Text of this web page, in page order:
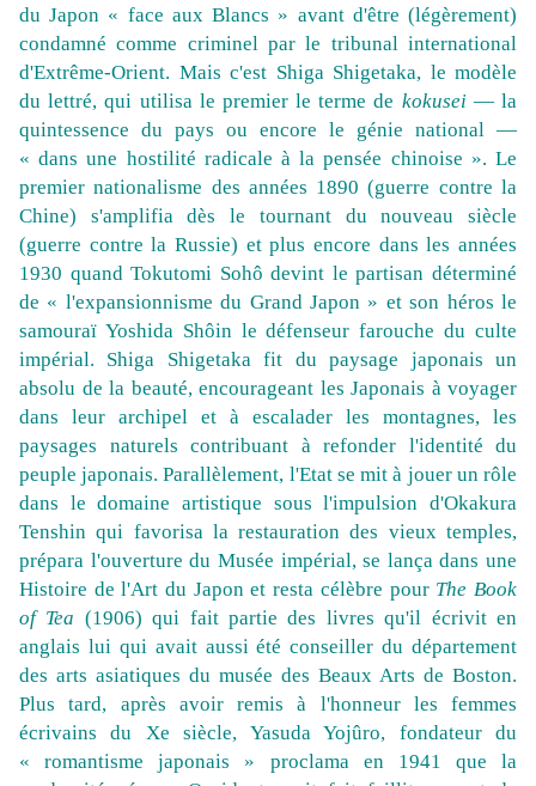
du Japon « face aux Blancs » avant d'être (légèrement)
condamné comme criminel par le tribunal international
d'Extrême-Orient. Mais c'est Shiga Shigetaka, le modèle
du lettré, qui utilisa le premier le terme de kokusei — la
quintessence du pays ou encore le génie national —
« dans une hostilité radicale à la pensée chinoise ». Le
premier nationalisme des années 1890 (guerre contre la
Chine) s'amplifia dès le tournant du nouveau siècle
(guerre contre la Russie) et plus encore dans les années
1930 quand Tokutomi Sohô devint le partisan déterminé
de « l'expansionnisme du Grand Japon » et son héros le
samouraï Yoshida Shôin le défenseur farouche du culte
impérial. Shiga Shigetaka fit du paysage japonais un
absolu de la beauté, encourageant les Japonais à voyager
dans leur archipel et à escalader les montagnes, les
paysages naturels contribuant à refonder l'identité du
peuple japonais. Parallèlement, l'Etat se mit à jouer un rôle
dans le domaine artistique sous l'impulsion d'Okakura
Tenshin qui favorisa la restauration des vieux temples,
prépara l'ouverture du Musée impérial, se lança dans une
Histoire de l'Art du Japon et resta célèbre pour The Book
of Tea (1906) qui fait partie des livres qu'il écrivit en
anglais lui qui avait aussi été conseiller du département
des arts asiatiques du musée des Beaux Arts de Boston.
Plus tard, après avoir remis à l'honneur les femmes
écrivains du Xe siècle, Yasuda Yojûro, fondateur du
« romantisme japonais » proclama en 1941 que la